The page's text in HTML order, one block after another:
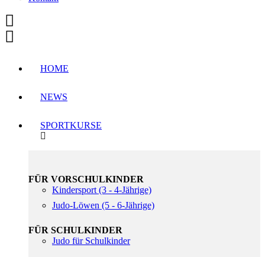
HOME
NEWS
SPORTKURSE
FÜR VORSCHULKINDER
Kindersport (3 - 4-Jährige)
Judo-Löwen (5 - 6-Jährige)
FÜR SCHULKINDER
Judo für Schulkinder